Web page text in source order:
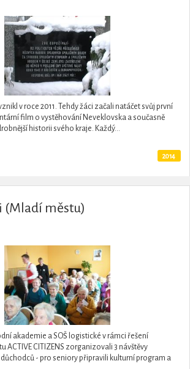
v roce 2011. Tehdy žáci začali natáčet svůj první
film o vystěhování Neveklovska a současně
historii svého kraje. Každý...
2014
(Mladí městu)
akademie a SOŠ logistické v rámci řešení
ACTIVE CITIZENS zorganizovali 3 návštěvy
- pro seniory připravili kulturní program a